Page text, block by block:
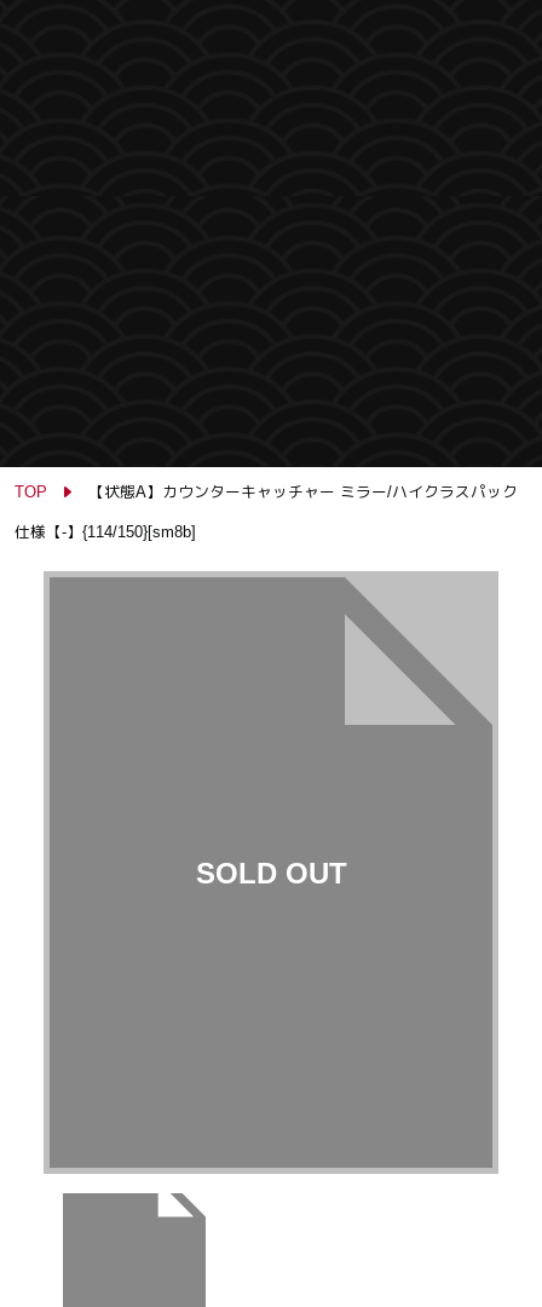
TOP 【状態A】カウンターキャッチャー ミラー/ハイクラスパック
仕様【-】{114/150}[sm8b]